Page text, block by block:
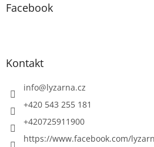
Facebook
Kontakt
info@lyzarna.cz
+420 543 255 181
+420725911900
https://www.facebook.com/